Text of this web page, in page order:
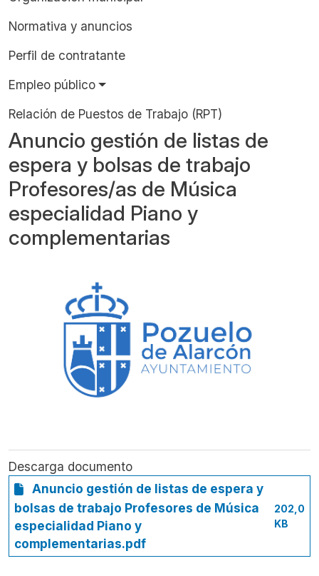
Normativa y anuncios
Perfil de contratante
Empleo público
Relación de Puestos de Trabajo (RPT)
Anuncio gestión de listas de
espera y bolsas de trabajo
Profesores/as de Música
especialidad Piano y
complementarias
Descarga documento
Anuncio gestión de listas de espera y
bolsas de trabajo Profesores de Música
especialidad Piano y
complementarias.pdf
202,0
KB